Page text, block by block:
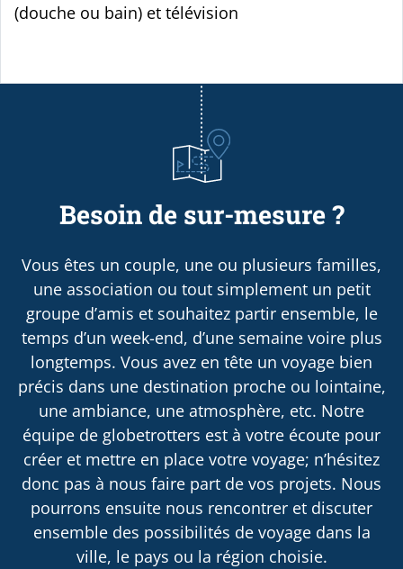
(douche ou bain) et télévision
Besoin de sur-mesure ?
Vous êtes un couple, une ou plusieurs familles,
une association ou tout simplement un petit
groupe d’amis et souhaitez partir ensemble, le
temps d’un week-end, d’une semaine voire plus
longtemps. Vous avez en tête un voyage bien
précis dans une destination proche ou lointaine,
une ambiance, une atmosphère, etc. Notre
équipe de globetrotters est à votre écoute pour
créer et mettre en place votre voyage; n’hésitez
donc pas à nous faire part de vos projets. Nous
pourrons ensuite nous rencontrer et discuter
ensemble des possibilités de voyage dans la
ville, le pays ou la région choisie.